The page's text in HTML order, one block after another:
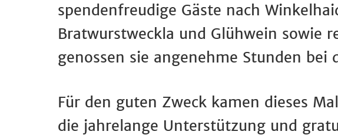
spendenfreudige Gäste nach
Bratwurstweckla und Glühwein sowie
genossen sie angenehme Stunden
Für den guten Zweck kamen dieses
die jahrelange Unterstützung und